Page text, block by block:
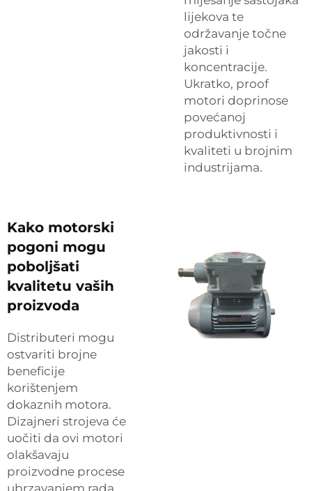
lijekova te
održavanje točne
jakosti i
koncentracije.
Ukratko, proof
motori doprinose
povećanoj
produktivnosti i
kvaliteti u brojnim
industrijama.
Kako motorski
pogoni mogu
poboljšati
kvalitetu vaših
proizvoda
Distributeri mogu
ostvariti brojne
beneficije
korištenjem
dokaznih motora.
Dizajneri strojeva će
uočiti da ovi motori
olakšavaju
proizvodne procese
ubrzavanjem rada,